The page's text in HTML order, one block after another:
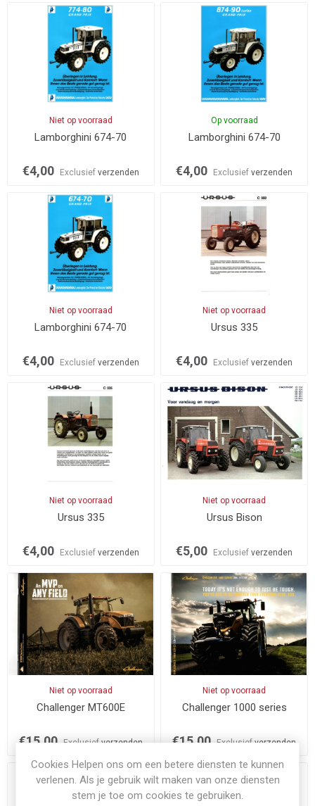
Niet op voorraad
Lamborghini 674-70
€4,00 Exclusief verzenden
Op voorraad
Lamborghini 674-70
€4,00 Exclusiefverzenden
Niet op voorraad
Lamborghini 674-70
€4,00 Exclusief verzenden
Niet op voorraad
Ursus 335
€4,00 Exclusiefverzenden
Niet op voorraad
Ursus 335
€4,00 Exclusief verzenden
Niet op voorraad
Ursus Bison
€5,00 Exclusiefverzenden
Niet op voorraad
Challenger MT600E
€15,00 Exclusiefverzenden
Niet op voorraad
Challenger 1000 series
€15,00 Exclusiefverzenden
Cookies Helpen ons om een betere diensten te kunnen
verlenen. Als je gebruik wilt maken van onze diensten
stem je toe om cookies te gebruiken.